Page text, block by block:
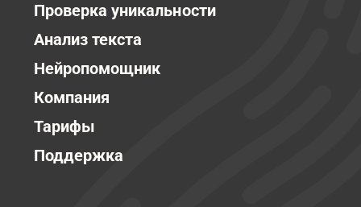
Проверка уникальности
Анализ текста
Нейропомощник
Компания
Тарифы
Поддержка